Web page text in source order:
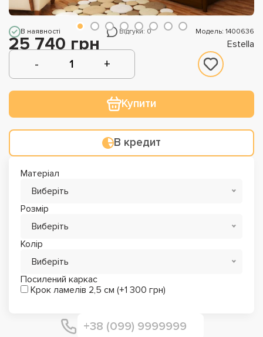
В наявності Відгуки: 0 Модель: 1400636
25 740 грн Estella
Купити
В кредит
Матеріал
Виберіть
Розмір
Виберіть
Колір
Виберіть
Посилений каркас
Крок ламелів 2,5 см (+1 300 грн)